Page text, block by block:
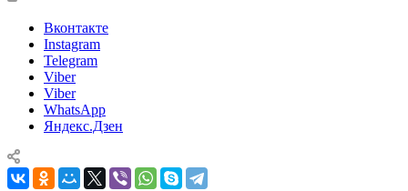
Вконтакте
Instagram
Telegram
Viber
Viber
WhatsApp
Яндекс.Дзен